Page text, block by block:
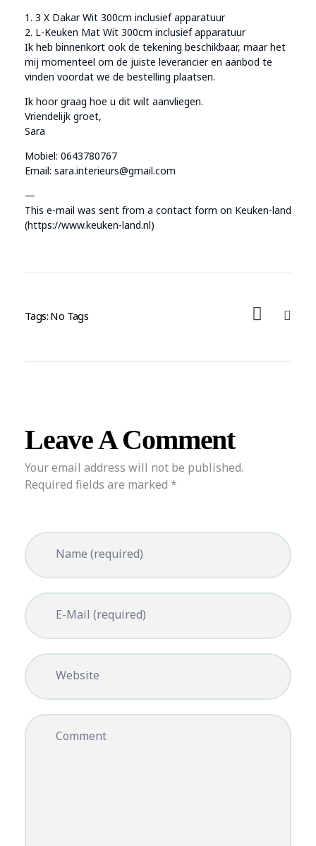
1. 3 X Dakar Wit 300cm inclusief apparatuur
2. L-Keuken Mat Wit 300cm inclusief apparatuur
Ik heb binnenkort ook de tekening beschikbaar, maar het
mij momenteel om de juiste leverancier en aanbod te
vinden voordat we de bestelling plaatsen.
Ik hoor graag hoe u dit wilt aanvliegen.
Vriendelijk groet,
Sara
Mobiel: 0643780767
Email: sara.interieurs@gmail.com
—
This e-mail was sent from a contact form on Keuken-land
(https://www.keuken-land.nl)
Tags: No Tags
Leave A Comment
Your email address will not be published.
Required fields are marked *
Name (required)
E-Mail (required)
Website
Comment